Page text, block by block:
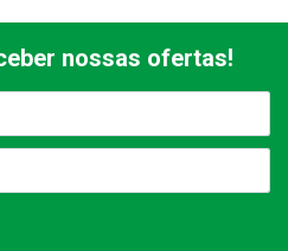
nossas ofertas!